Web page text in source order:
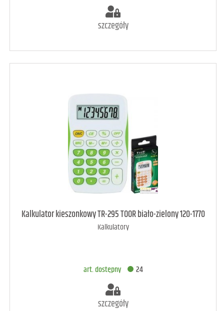
szczegóły
art. raczej dostępny 3
Kalkulator kieszonkowy TR-295 TOOR biało-zielony 120-1770
Kalkulatory
art. dostępny 24
szczegóły